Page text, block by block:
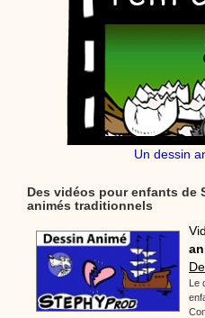
Un dessin
Des vidéos pour enfants de
animés traditionnels
Le